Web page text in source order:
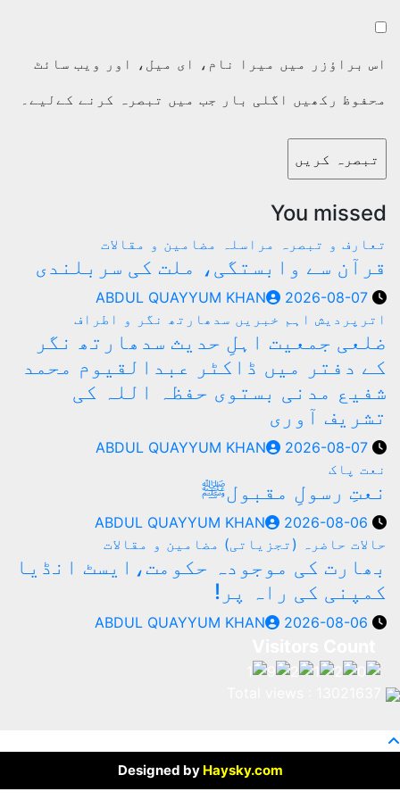
براؤزر میں میرا نام، ای میل، اور ویب سائٹ
رکھیں اگلی بار جب میں تبصرہ کرنے کےلیے۔
You
و تبصرہمراسلہمضامین و مقالات
سے وابستگی، ملت کی سربلندی
2026-08-07
ABDUL QUAYYUM KHAN
اہم خبریں سدھارتھ نگر و اطراف
جمعیت اہلِ حدیث سدھارتھ نگر
دفتر میں ڈاکٹر عبدالقیوم محمد
مدنی بستوی حفظہ اللہ کی
آوری
2026-08-07
ABDUL QUAYYUM KHAN
پاک
رسولِ مقبولﷺ
2026-08-06
ABDUL QUAYYUM KHAN
حاضرہ (تجزیاتی) مضامین و مقالات
کی موجودہ حکومت،ایسٹ انڈیا
کی راہ پر!
2026-08-06
ABDUL QUAYYUM KHAN
Designed byHaysky.com